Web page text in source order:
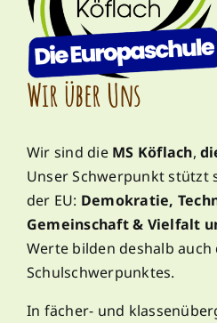
Wir über Uns
Wir sind die MS Köflach,
Unser Schwerpunkt stützt
der EU: Demokratie,
Gemeinschaft & Vielfalt
Werte bilden deshalb auch
Schulschwerpunktes.
In fächer- und